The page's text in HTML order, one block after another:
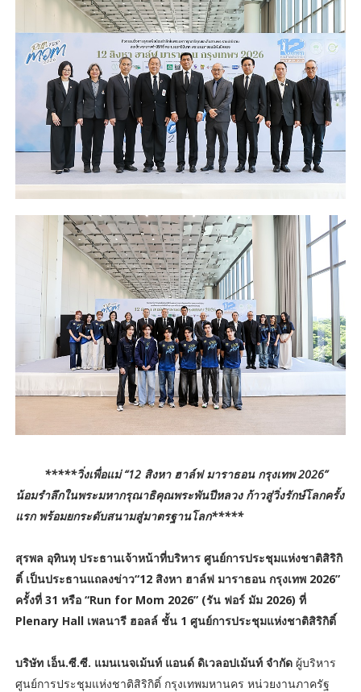
*****วิ่งเพื่อแม่ “12 สิงหา ฮาล์ฟ มาราธอน กรุงเทพ 2026”
น้อมรำลึกในพระมหากรุณาธิคุณพระพันปีหลวง ก้าวสู่วิ่งรักษ์โลกครั้ง
แรก พร้อมยกระดับสนามสู่มาตรฐานโลก*****
สุรพล อุทินทุ ประธานเจ้าหน้าที่บริหาร ศูนย์การประชุมแห่งชาติสิริกิ
ติ์ เป็นประธานแถลงข่าว“12 สิงหา ฮาล์ฟ มาราธอน กรุงเทพ 2026”
ครั้งที่ 31 หรือ “Run for Mom 2026” (รัน ฟอร์ มัม 2026) ที่
Plenary Hall เพลนารี ฮอลล์ ชั้น 1 ศูนย์การประชุมแห่งชาติสิริกิติ์
บริษัท เอ็น.ซี.ซี. แมนเนจเม้นท์ แอนด์ ดิเวลอปเม้นท์ จำกัดผู้บริหาร
ศูนย์การประชุมแห่งชาติสิริกิติ์ กรุงเทพมหานคร หน่วยงานภาครัฐ